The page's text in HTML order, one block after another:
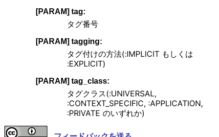
[PARAM] tag:
タグ番号
[PARAM] tagging:
タグ付けの方法(:IMPLICIT もしくは
:EXPLICIT)
[PARAM] tag_class:
タグクラス(:UNIVERSAL,
:CONTEXT_SPECIFIC, :APPLICATION,
:PRIVATE のいずれか)